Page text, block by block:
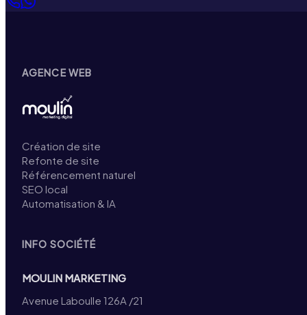
AGENCE WEB
Création de site
Refonte de site
Référencement naturel
SEO local
Automatisation & IA
INFO SOCIÉTÉ
MOULIN MARKETING
Avenue Laboulle 126A /21